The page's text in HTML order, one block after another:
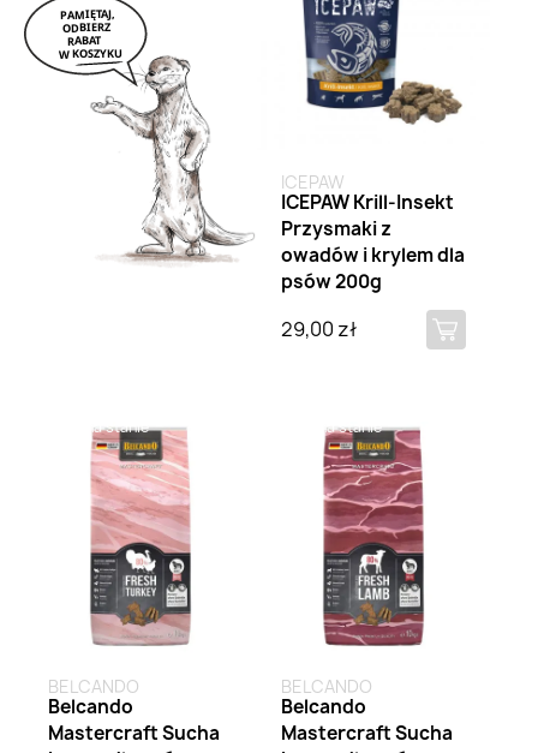
ICEPAW
ICEPAW Krill-Insekt
Przysmaki z
owadów i krylem dla
psów 200g
29,00 zł
Brak na stanie
BELCANDO
Belcando
Mastercraft Sucha
Brak na stanie
BELCANDO
Belcando
Mastercraft Sucha